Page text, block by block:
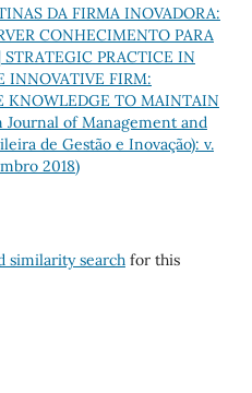
DA FIRMA INOVADORA:
CONHECIMENTO PARA
PRACTICE IN
INNOVATIVE FIRM:
KNOWLEDGE TO MAINTAIN
Journal of Management and
de Gestão e Inovação): v.
2018)
similarity searchfor this